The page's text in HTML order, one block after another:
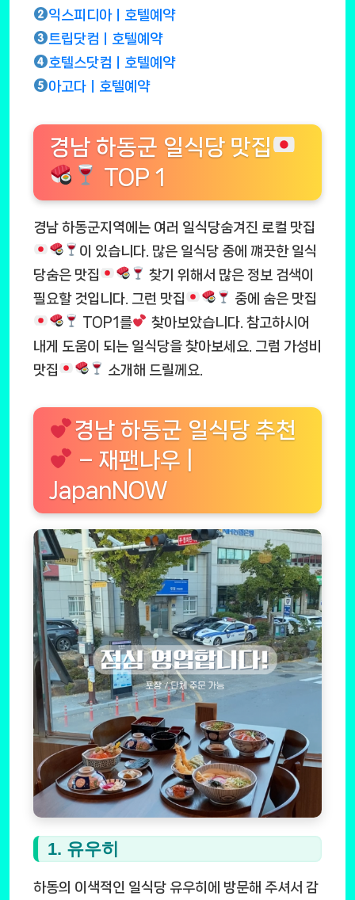
익스피디아ㅣ호텔예약
트립닷컴ㅣ호텔예약
호텔스닷컴ㅣ호텔예약
아고다ㅣ호텔예약
경남 하동군 일식당 맛집
TOP 1
경남 하동군지역에는 여러 일식당숨겨진 로컬 맛집
이 있습니다. 많은 일식당 중에 꺠끗한 일식
당숨은 맛집
찾기 위해서 많은 정보 검색이
필요할 것입니다. 그런 맛집
중에 숨은 맛집
TOP1를
찾아보았습니다. 참고하시어
내게 도움이 되는 일식당을 찾아보세요. 그럼 가성비
맛집
소개해 드릴께요.
경남 하동군 일식당 추천
– 재팬나우 |
JapanNOW
1. 유우히
하동의 이색적인 일식당 유우히에 방문해 주셔서 감